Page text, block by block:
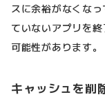
スに余裕がなくな
ていないアプリを
可能性があります。
キャッシュを削